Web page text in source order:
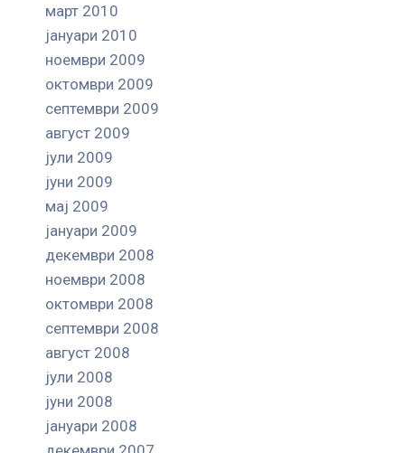
март 2010
јануари 2010
ноември 2009
октомври 2009
септември 2009
август 2009
јули 2009
јуни 2009
мај 2009
јануари 2009
декември 2008
ноември 2008
октомври 2008
септември 2008
август 2008
јули 2008
јуни 2008
јануари 2008